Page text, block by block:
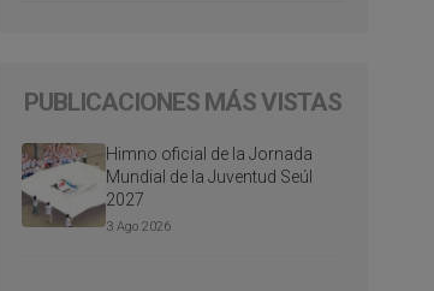
PUBLICACIONES MÁS VISTAS
Himno oficial de la Jornada
Mundial de la Juventud Seúl
2027
3 Ago 2026